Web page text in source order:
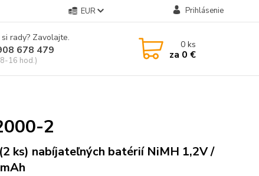
EUR Prihlásenie
rady? Zavolajte.
678 479
16 hod.)
0ks
za 0 €
2
ks) nabíjateľných batérií NiMH 1,2V /